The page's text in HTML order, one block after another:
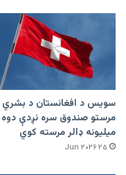
سویس د افغانستان د بشري
مرستو صندوق سره نږدې دوه
میلیونه ډالر مرسته کوي
۲۵ Jun ۲۰۲۶